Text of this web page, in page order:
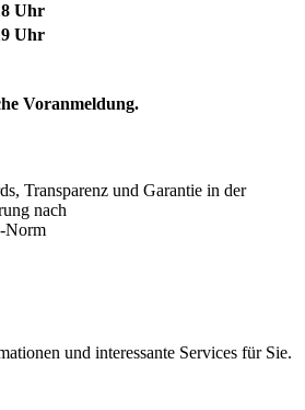
Uhr
Uhr
Voranmeldung.
Transparenz und Garantie in der
nach
Norm
und interessante Services für Sie.